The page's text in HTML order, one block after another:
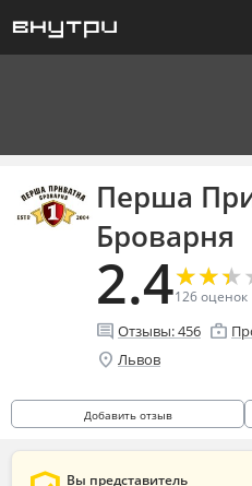
Перша
Броварня
2.4★
★★
★★
★
126оценок
comment Отзывы:456 enterprise
location_on Львов
Добавить отзыв
Вы представитель